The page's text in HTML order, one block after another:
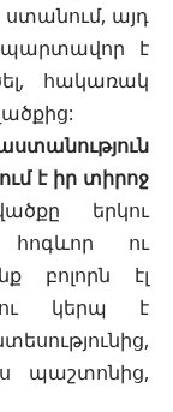
ստանում, այդ
է
հակառակ
է իր տիրոջ
երկու
ու
բոլորն էլ
կերպ է
պաշտոնից,